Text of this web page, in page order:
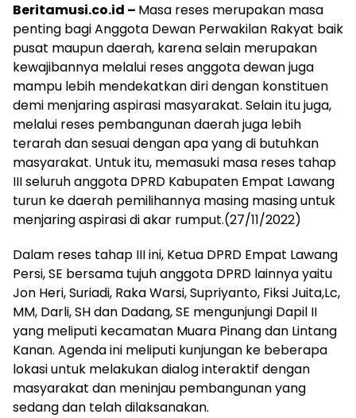
Beritamusi.co.id – Masa reses merupakan masa
penting bagi Anggota Dewan Perwakilan Rakyat baik
pusat maupun daerah, karena selain merupakan
kewajibannya melalui reses anggota dewan juga
mampu lebih mendekatkan diri dengan konstituen
demi menjaring aspirasi masyarakat. Selain itu juga,
melalui reses pembangunan daerah juga lebih
terarah dan sesuai dengan apa yang di butuhkan
masyarakat. Untuk itu, memasuki masa reses tahap
III seluruh anggota DPRD Kabupaten Empat Lawang
turun ke daerah pemilihannya masing masing untuk
menjaring aspirasi di akar rumput.(27/11/2022)
Dalam reses tahap III ini, Ketua DPRD Empat Lawang
Persi, SE bersama tujuh anggota DPRD lainnya yaitu
Jon Heri, Suriadi, Raka Warsi, Supriyanto, Fiksi Juita,Lc,
MM, Darli, SH dan Dadang, SE mengunjungi Dapil II
yang meliputi kecamatan Muara Pinang dan Lintang
Kanan. Agenda ini meliputi kunjungan ke beberapa
lokasi untuk melakukan dialog interaktif dengan
masyarakat dan meninjau pembangunan yang
sedang dan telah dilaksanakan.